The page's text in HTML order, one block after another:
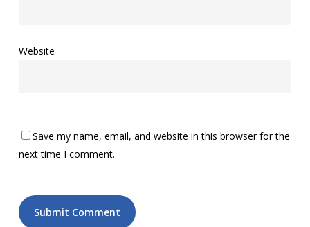
Website
Save my name, email, and website in this browser for the
next time I comment.